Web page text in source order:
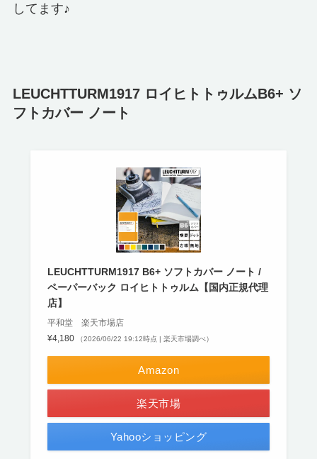
してます♪
LEUCHTTURM1917 ロイヒトトゥルムB6+ ソ
フトカバー ノート
LEUCHTTURM1917 B6+ ソフトカバー ノート /
ペーパーバック ロイヒトトゥルム【国内正規代理
店】
平和堂 楽天市場店
¥4,180
（2026/06/22 19:12時点 | 楽天市場調べ）
Amazon
楽天市場
Yahooショッピング